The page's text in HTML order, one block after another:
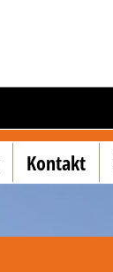
Kontakt